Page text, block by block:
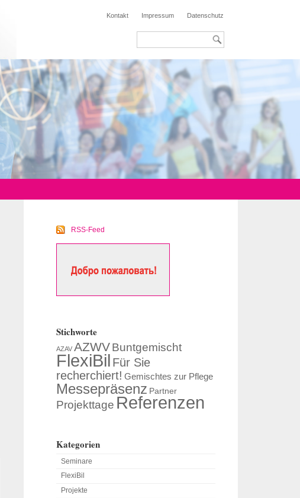
Kontakt Impressum Datenschutz
RSS-Feed
Stichworte
AZAV AZWVBuntgemischt
FlexiBil Für Sie
recherchiert! Gemischtes zur Pflege
Messepräsenz Partner
Projekttage Referenzen
Kategorien
Seminare
FlexiBil
Projekte